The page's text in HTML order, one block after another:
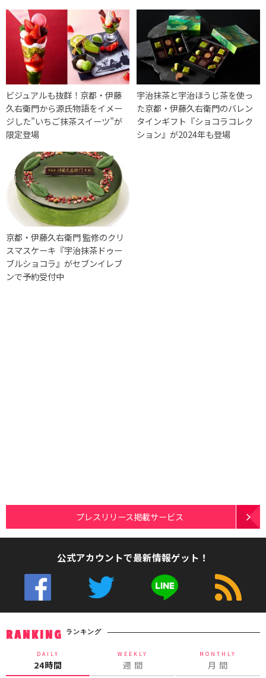
ビジュアルも抜群！京都・伊藤
久右衛門から源氏物語をイメー
ジした”いちご抹茶スイーツ”が
限定登場
宇治抹茶と宇治ほうじ茶を使っ
た京都・伊藤久右衛門のバレン
タインギフト『ショコラコレク
ション』が2024年も登場
京都・伊藤久右衛門 監修のクリ
スマスケーキ『宇治抹茶ドゥー
ブルショコラ』がセブンイレブ
ンで予約受付中
プレスリリース掲載サービス
公式アカウントで最新情報ゲット！
RANKING ランキング
DAILY
24時間
WEEKLY
週 間
MONTHLY
月 間